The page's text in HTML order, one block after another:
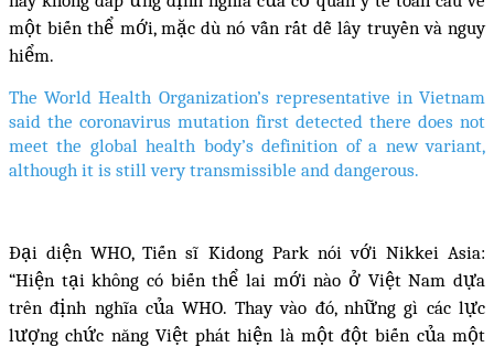
một biến thể mới, mặc dù nó vẫn rất dễ lây truyền và nguy
hiểm.
The World Health Organization’s representative in Vietnam
said the coronavirus mutation first detected there does not
meet the global health body’s definition of a new variant,
although it is still very transmissible and dangerous.
Đại diện WHO, Tiến sĩ Kidong Park nói với Nikkei Asia:
“Hiện tại không có biến thể lai mới nào ở Việt Nam dựa
trên định nghĩa của WHO. Thay vào đó, những gì các lực
lượng chức năng Việt phát hiện là một đột biến của một